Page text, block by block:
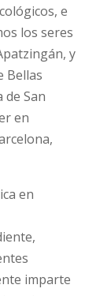
e
los seres
y
Bellas
de San
en
en
imparte